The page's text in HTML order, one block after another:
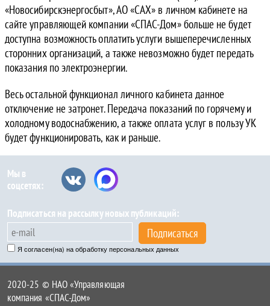
«Новосибирскэнергосбыт», АО «САХ» в личном кабинете на
сайте управляющей компании «СПАС-Дом» больше не будет
доступна возможность оплатить услуги вышеперечисленных
сторонних организаций, а также невозможно будет передать
показания по электроэнергии.
Весь остальной функционал личного кабинета данное
отключение не затронет. Передача показаний по горячему и
холодному водоснабжению, а также оплата услуг в пользу УК
будет функционировать, как и раньше.
Мы в
соцсетях:
Подписаться на рассылку новых публикаций:
Подписаться
Я согласен(на) на обработку персональных данных
2020-25 © НАО «Управляющая
компания «СПАС-Дом»